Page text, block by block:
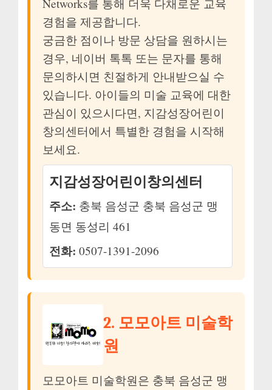
Networks를 통해 더욱 다채로운 교육
경험을 제공합니다.
궁금한 점이나 방문 상담을 원하시는
경우, 네이버 톡톡 또는 문자를 통해
문의하시면 친절하게 안내받으실 수
있습니다. 아이들의 미술 교육에 대한
관심이 있으시다면, 지감성장어린이
창의센터에서 특별한 경험을 시작해
보세요.
지감성장어린이창의센터
주소: 충북 음성군 충북 음성군 맹
동면 동성리 461
전화: 0507-1391-2096
2. 모모아트 미술학
원
모모아트 미술학원은 충북 음성군 맹